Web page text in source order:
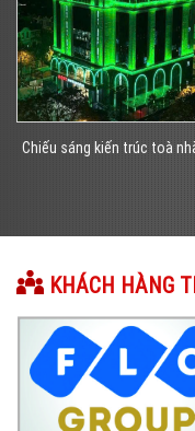
THI CÔNG LED MẶT TIỀN
KHÁCH HÀNG